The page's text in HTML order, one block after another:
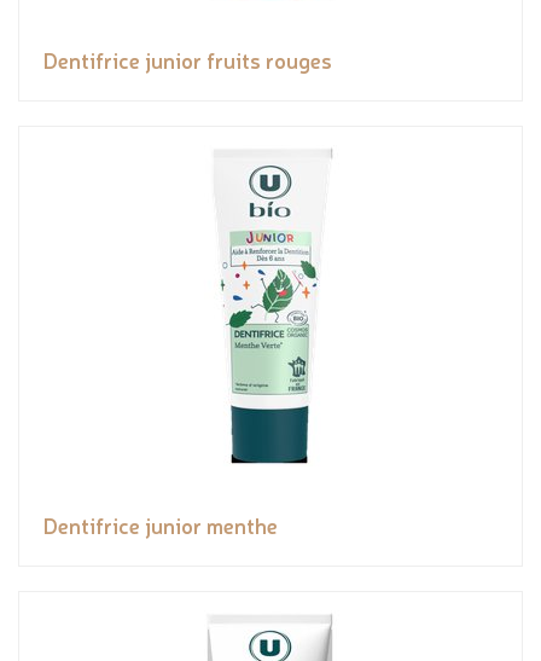
Dentifrice junior fruits rouges
Dentifrice junior menthe